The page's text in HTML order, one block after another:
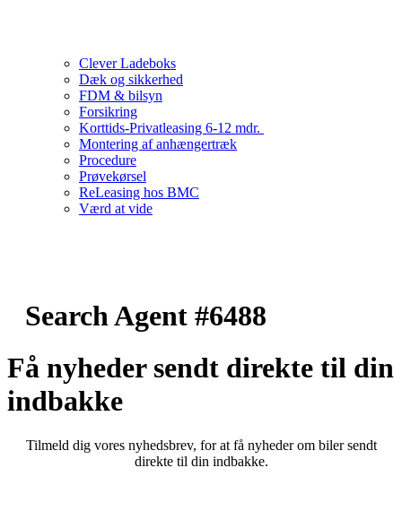
Clever Ladeboks
Dæk og sikkerhed
FDM & bilsyn
Forsikring
Korttids-Privatleasing 6-12 mdr.
Montering af anhængertræk
Procedure
Prøvekørsel
ReLeasing hos BMC
Værd at vide
Search Agent #6488
Få nyheder sendt direkte til din
indbakke
Tilmeld dig vores nyhedsbrev, for at få nyheder om biler sendt
direkte til din indbakke.